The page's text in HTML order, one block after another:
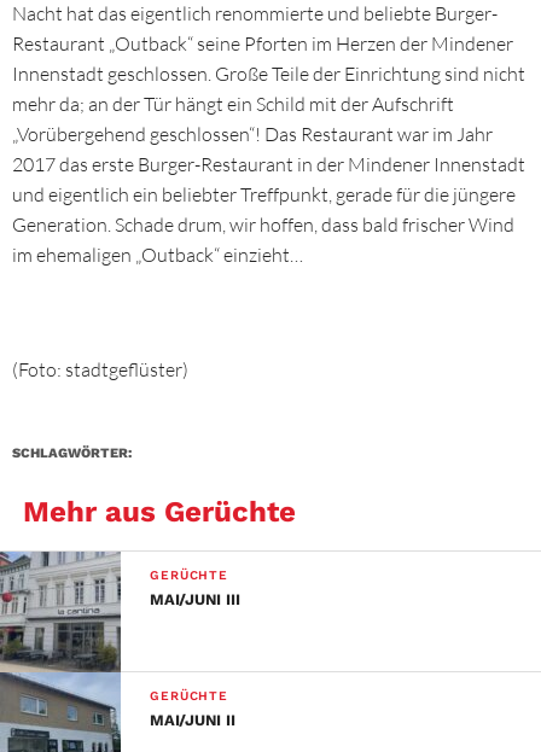
Nacht hat das eigentlich renommierte und beliebte Burger-
Restaurant „Outback“ seine Pforten im Herzen der Mindener
Innenstadt geschlossen. Große Teile der Einrichtung sind nicht
mehr da; an der Tür hängt ein Schild mit der Aufschrift
„Vorübergehend geschlossen“! Das Restaurant war im Jahr
2017 das erste Burger-Restaurant in der Mindener Innenstadt
und eigentlich ein beliebter Treffpunkt, gerade für die jüngere
Generation. Schade drum, wir hoffen, dass bald frischer Wind
im ehemaligen „Outback“ einzieht…
(Foto: stadtgeflüster)
SCHLAGWÖRTER:
Mehr aus Gerüchte
GERÜCHTE
MAI/JUNI III
GERÜCHTE
MAI/JUNI II